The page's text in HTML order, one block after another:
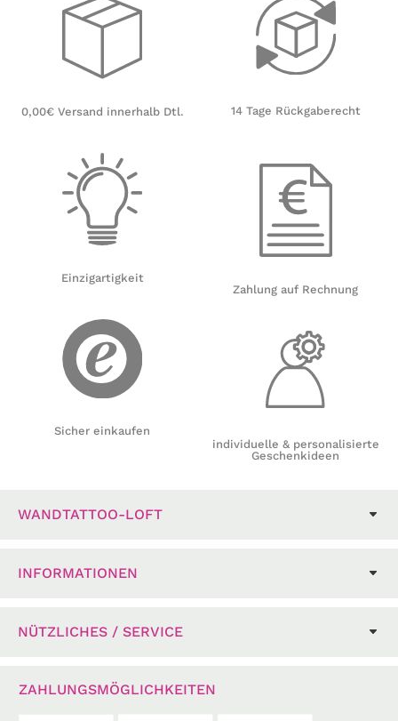
0,00€ Versand innerhalb Dtl.
Einzigartigkeit
Sicher einkaufen
14 Tage Rückgaberecht
Zahlung auf Rechnung
individuelle & personalisierte
Geschenkideen
WANDTATTOO-LOFT
INFORMATIONEN
NÜTZLICHES / SERVICE
ZAHLUNGSMÖGLICHKEITEN